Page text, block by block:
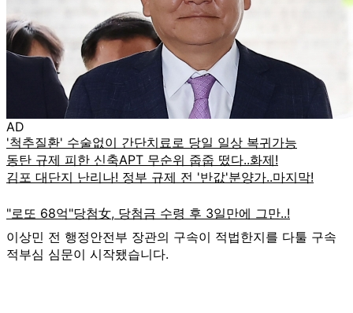
AD
이상민 전 행정안전부 장관의 구속이 적법한지를 다툴 구속
적부심 심문이 시작됐습니다.